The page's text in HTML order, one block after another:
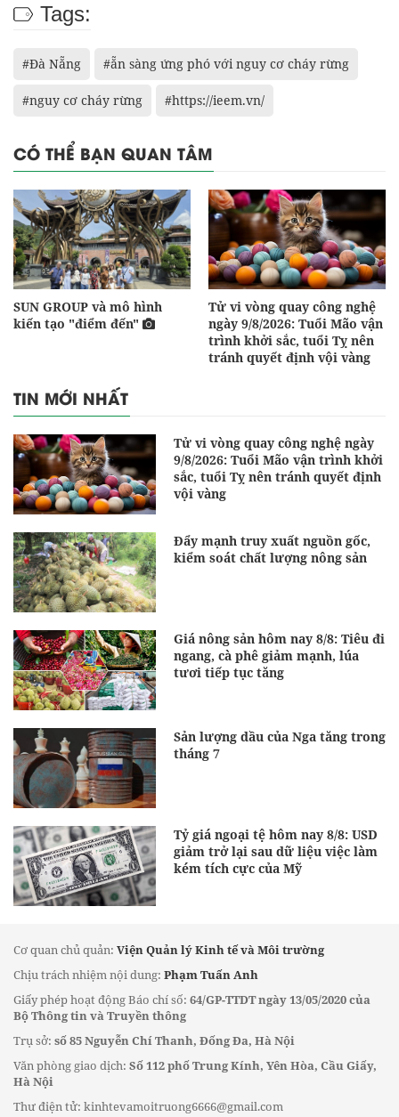
Tags:
#Đà Nẵng #ẵn sàng ứng phó với nguy cơ cháy rừng
#nguy cơ cháy rừng #https://ieem.vn/
CÓ THỂ BẠN QUAN TÂM
SUN GROUP và mô hình
kiến tạo "điểm đến"
Tử vi vòng quay công nghệ
ngày 9/8/2026: Tuổi Mão vận
trình khởi sắc, tuổi Tỵ nên
tránh quyết định vội vàng
TIN MỚI NHẤT
Tử vi vòng quay công nghệ ngày
9/8/2026: Tuổi Mão vận trình khởi
sắc, tuổi Tỵ nên tránh quyết định
vội vàng
Đẩy mạnh truy xuất nguồn gốc,
kiểm soát chất lượng nông sản
Giá nông sản hôm nay 8/8: Tiêu đi
ngang, cà phê giảm mạnh, lúa
tươi tiếp tục tăng
Sản lượng dầu của Nga tăng trong
tháng 7
Tỷ giá ngoại tệ hôm nay 8/8: USD
giảm trở lại sau dữ liệu việc làm
kém tích cực của Mỹ
Cơ quan chủ quản: Viện Quản lý Kinh tế và Môi trường
Chịu trách nhiệm nội dung: Phạm Tuấn Anh
Giấy phép hoạt động Báo chí số: 64/GP-TTDT ngày 13/05/2020 của
Bộ Thông tin và Truyền thông
Trụ sở: số 85 Nguyễn Chí Thanh, Đống Đa, Hà Nội
Văn phòng giao dịch: Số 112 phố Trung Kính, Yên Hòa, Cầu Giấy,
Hà Nội
Thư điện tử: kinhtevamoitruong6666@gmail.com